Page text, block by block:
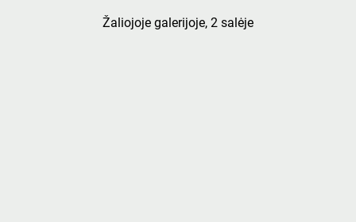
Žaliojoje galerijoje, 2 salėje